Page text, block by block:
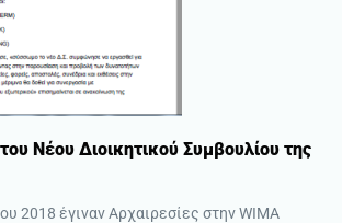
Νέου Διοικητικού Συμβουλίου της
2018 έγιναν Αρχαιρεσίες στην WIMA